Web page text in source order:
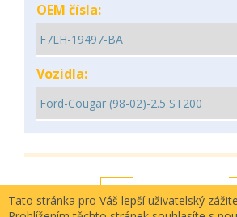
OEM čísla:
Vozidla:
Tato stránka pro Váš lepší uživatelský